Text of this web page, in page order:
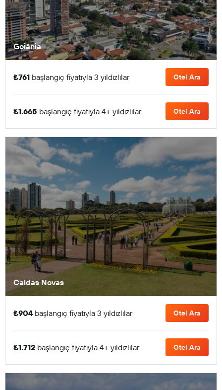
Goiânia
₺761 başlangıç fiyatıyla 3 yıldızlılar Otel Ara
₺1.665 başlangıç fiyatıyla 4+ yıldızlılar Otel Ara
Caldas Novas
₺904 başlangıç fiyatıyla 3 yıldızlılar Otel Ara
₺1.712 başlangıç fiyatıyla 4+ yıldızlılar Otel Ara